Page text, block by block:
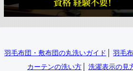
羽毛布団・敷布団の丸洗いガイド 羽毛
カーテンの洗い方
洗濯表示の見